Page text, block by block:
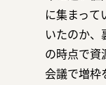
に集まって
いたのか、
の時点で資
会議で増枠